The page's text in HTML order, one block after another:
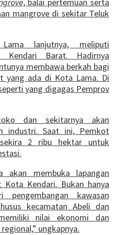
mangrove di sekitar Teluk
lanjutnya, meliputi
Kendari Barat. Hadirnya
membawa berkah bagi
yang ada di Kota Lama. Di
yang digagas Pemprov
dan sekitarnya akan
industri. Saat ini, Pemkot
2 ribu hektar untuk
akan membuka lapangan
Kota Kendari. Bukan hanya
kawasan
kecamatan Abeli dan
nilai ekonomi dan
ungkapnya.